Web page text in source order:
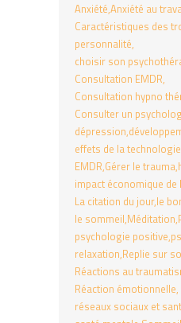
Anxiété Anxiété au
Caractéristiques des
personnalité
choisir son
Consultation EMDR
Consultation hypno
Consulter un
dépression
effets de la
EMDR Gérer le trauma
impact économique de
La citation du jour le
le sommeil Méditation
psychologie positive
relaxation Replie sur
Réactions au
Réaction émotionnelle
réseaux sociaux et